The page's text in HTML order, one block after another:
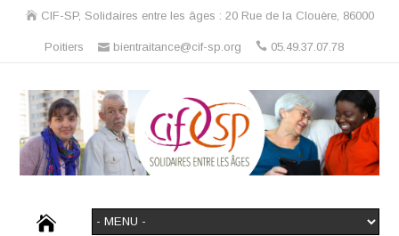
CIF-SP, Solidaires entre les âges : 20 Rue de la Clouère, 86000
Poitiers bientraitance@cif-sp.org 05.49.37.07.78